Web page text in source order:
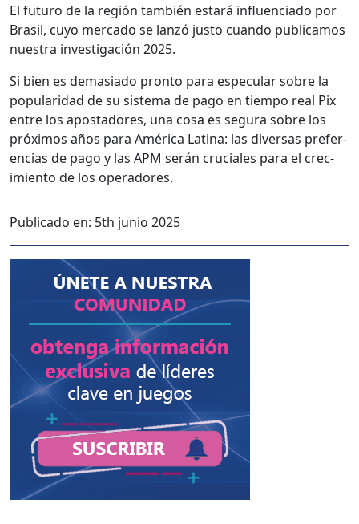
El futuro de la región tam­bién estará influ­en­ci­a­do por
Brasil, cuyo mer­ca­do se lanzó jus­to cuan­do pub­li­camos
nues­tra inves­ti­gación 2025.
Si bien es demasi­a­do pron­to para espec­u­lar sobre la
pop­u­lar­i­dad de su sis­tema de pago en tiem­po real Pix
entre los apos­ta­dores, una cosa es segu­ra sobre los
próx­i­mos años para Améri­ca Lati­na: las diver­sas pref­er­
en­cias de pago y las APM serán cru­ciales para el crec­
imien­to de los oper­adores.
Publicado en: 5th junio 2025